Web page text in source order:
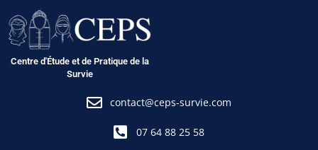
au
contenu
Centre d'Étude et de Pratique de la
Survie
contact@ceps-survie.com
07 64 88 25 58